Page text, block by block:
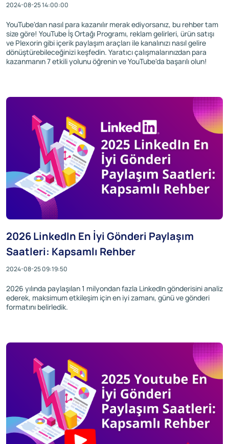
2024-08-25 14:00:00
YouTube'dan nasıl para kazanılır merak ediyorsanız, bu rehber tam
size göre! YouTube İş Ortağı Programı, reklam gelirleri, ürün satışı
ve Plexorin gibi içerik paylaşım araçları ile kanalınızı nasıl gelire
dönüştürebileceğinizi keşfedin. Yaratıcı çalışmalarınızdan para
kazanmanın 7 etkili yolunu öğrenin ve YouTube'da başarılı olun!
2026 LinkedIn En İyi Gönderi Paylaşım
Saatleri: Kapsamlı Rehber
2024-08-25 09:19:50
2026 yılında paylaşılan 1 milyondan fazla LinkedIn gönderisini analiz
ederek, maksimum etkileşim için en iyi zamanı, günü ve gönderi
formatını belirledik.